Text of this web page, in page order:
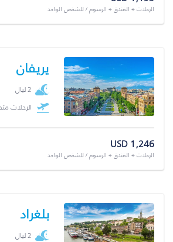
الرحلات + الفندق + الرسوم / للشخص الواحد
يريفان
2 ليال
الرحلات
USD 1,246
الرحلات + الفندق + الرسوم / للشخص الواحد
بلغراد
2 ليال